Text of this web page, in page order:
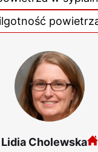
Lidia Cholewska